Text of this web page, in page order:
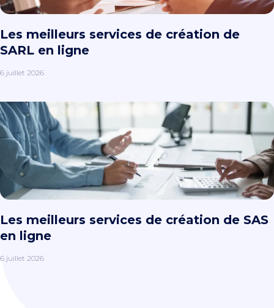
Les meilleurs services de création de
SARL en ligne
6 juillet 2026
Les meilleurs services de création de SAS
en ligne
6 juillet 2026